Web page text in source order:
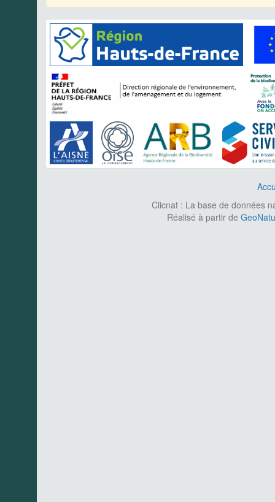
Clicnat : La base de données
Réalisé à partir de